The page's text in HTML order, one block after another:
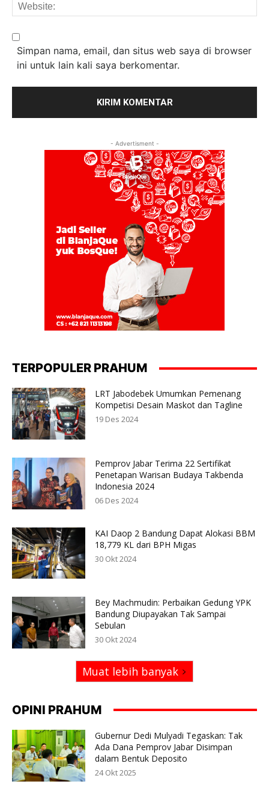
Simpan nama, email, dan situs web saya di browser
ini untuk lain kali saya berkomentar.
- Advertisment -
TERPOPULER PRAHUM
LRT Jabodebek Umumkan Pemenang
Kompetisi Desain Maskot dan Tagline
19 Des 2024
Pemprov Jabar Terima 22 Sertifikat
Penetapan Warisan Budaya Takbenda
Indonesia 2024
06 Des 2024
KAI Daop 2 Bandung Dapat Alokasi BBM
18,779 KL dari BPH Migas
30 Okt 2024
Bey Machmudin: Perbaikan Gedung YPK
Bandung Diupayakan Tak Sampai
Sebulan
30 Okt 2024
Muat lebih banyak
OPINI PRAHUM
Gubernur Dedi Mulyadi Tegaskan: Tak
Ada Dana Pemprov Jabar Disimpan
dalam Bentuk Deposito
24 Okt 2025